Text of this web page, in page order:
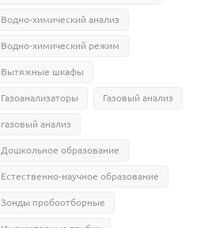
Водно-химический анализ
Водно-химический режим
Вытяжные шкафы
Газоанализаторы Газовый анализ
газовый анализ
Дошкольное образование
Естественно-научное образование
Зонды пробоотборные